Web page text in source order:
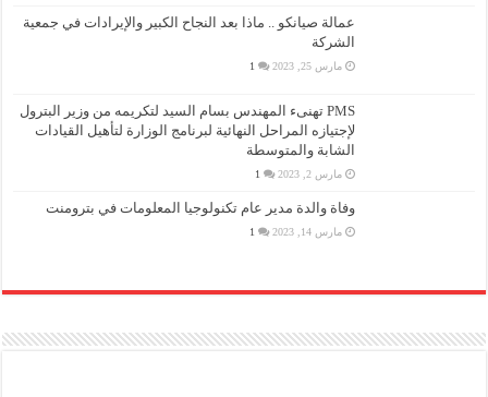
عمالة صيانكو .. ماذا بعد النجاح الكبير والإيرادات في جمعية
الشركة
مارس 25, 2023 1
PMS تهنىء المهندس بسام السيد لتكريمه من وزير البترول
لإجتيازه المراحل النهائية لبرنامج الوزارة لتأهيل القيادات
الشابة والمتوسطة
مارس 2, 2023 1
وفاة والدة مدير عام تكنولوجيا المعلومات في بترومنت
مارس 14, 2023 1